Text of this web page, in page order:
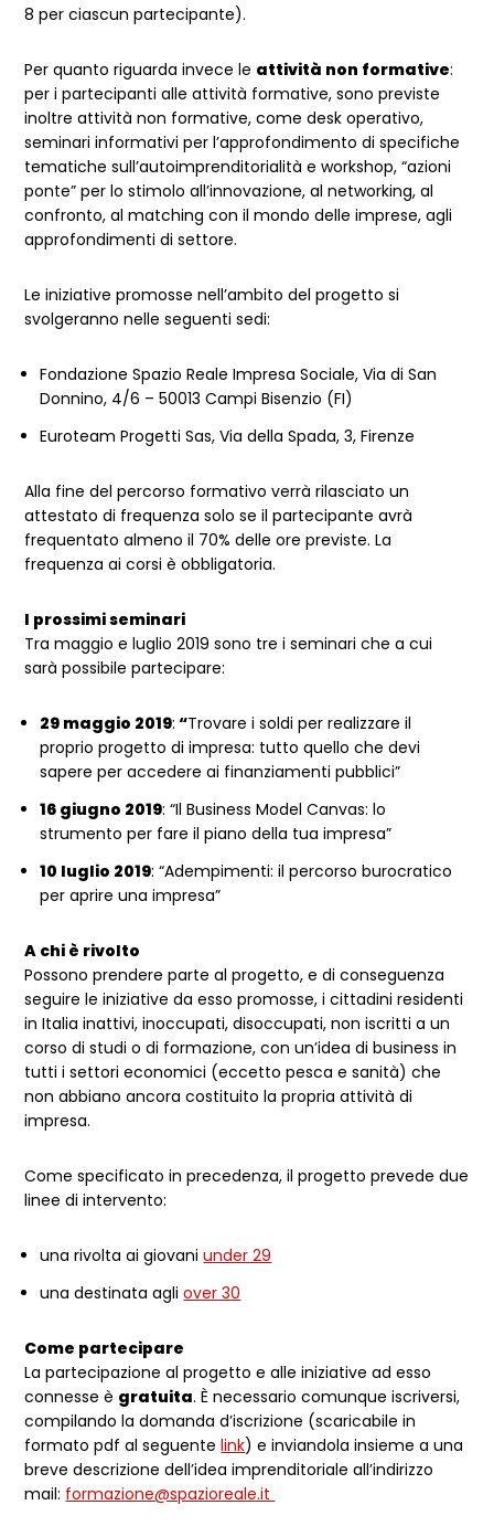
8 per ciascun partecipante).
Per quanto riguarda invece le attività non formative:
per i partecipanti alle attività formative, sono previste
inoltre attività non formative, come desk operativo,
seminari informativi per l’approfondimento di specifiche
tematiche sull’autoimprenditorialità e workshop, “azioni
ponte” per lo stimolo all’innovazione, al networking, al
confronto, al matching con il mondo delle imprese, agli
approfondimenti di settore.
Le iniziative promosse nell’ambito del progetto si
svolgeranno nelle seguenti sedi:
Fondazione Spazio Reale Impresa Sociale, Via di San
Donnino, 4/6 – 50013 Campi Bisenzio (FI)
Euroteam Progetti Sas, Via della Spada, 3, Firenze
Alla fine del percorso formativo verrà rilasciato un
attestato di frequenza solo se il partecipante avrà
frequentato almeno il 70% delle ore previste. La
frequenza ai corsi è obbligatoria.
I prossimi seminari
Tra maggio e luglio 2019 sono tre i seminari che a cui
sarà possibile partecipare:
29 maggio 2019: “Trovare i soldi per realizzare il
proprio progetto di impresa: tutto quello che devi
sapere per accedere ai finanziamenti pubblici”
16 giugno 2019: “Il Business Model Canvas: lo
strumento per fare il piano della tua impresa”
10 luglio 2019: “Adempimenti: il percorso burocratico
per aprire una impresa”
A chi è rivolto
Possono prendere parte al progetto, e di conseguenza
seguire le iniziative da esso promosse, i cittadini residenti
in Italia inattivi, inoccupati, disoccupati, non iscritti a un
corso di studi o di formazione, con un’idea di business in
tutti i settori economici (eccetto pesca e sanità) che
non abbiano ancora costituito la propria attività di
impresa.
Come specificato in precedenza, il progetto prevede due
linee di intervento:
una rivolta ai giovaniunder 29
una destinata agliover 30
Come partecipare
La partecipazione al progetto e alle iniziative ad esso
connesse è gratuita. È necessario comunque iscriversi,
compilando la domanda d’iscrizione (scaricabile in
formato pdf al seguentelink) e inviandola insieme a una
breve descrizione dell’idea imprenditoriale all’indirizzo
mail: formazione@spazioreale.it